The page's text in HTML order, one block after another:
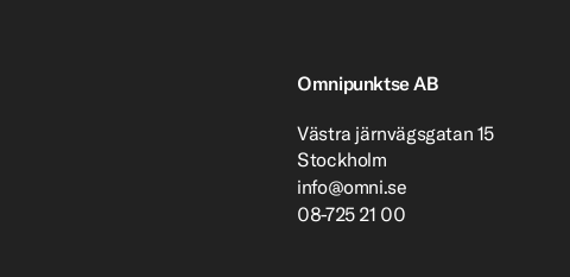
Omnipunktse AB
Västra järnvägsgatan 15
Stockholm
info@omni.se
08-725 21 00